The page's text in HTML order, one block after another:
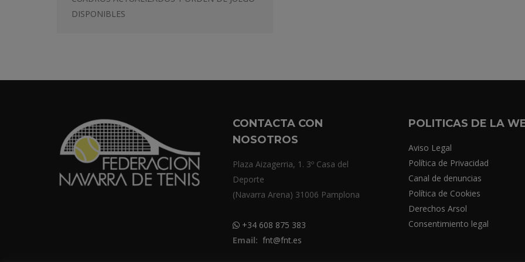
DISPONIBLES
CONTACTA CON
NOSOTROS
Plaza Aizagerria, 1. 3º Casa del
Deporte
(Navarra Arena) 31006 Pamplona
+34 608 875 383
Email: fnt@fnt.es
POLITICAS DE LA
Aviso Legal
Política de Privacidad
Canal de denuncias
Política de Cookies
Derechos Arsol
Consentimiento legal